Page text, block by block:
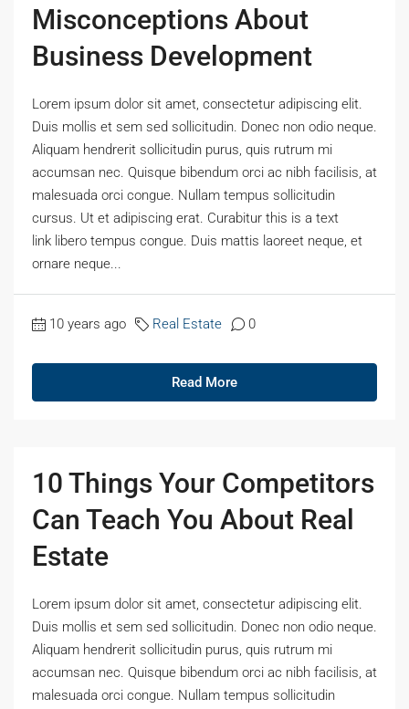
Misconceptions About
Business Development
Lorem ipsum dolor sit amet, consectetur adipiscing elit.
Duis mollis et sem sed sollicitudin. Donec non odio neque.
Aliquam hendrerit sollicitudin purus, quis rutrum mi
accumsan nec. Quisque bibendum orci ac nibh facilisis, at
malesuada orci congue. Nullam tempus sollicitudin
cursus. Ut et adipiscing erat. Curabitur this is a text
link libero tempus congue. Duis mattis laoreet neque, et
ornare neque...
10 years ago Real Estate 0
Read More
10 Things Your Competitors
Can Teach You About Real
Estate
Lorem ipsum dolor sit amet, consectetur adipiscing elit.
Duis mollis et sem sed sollicitudin. Donec non odio neque.
Aliquam hendrerit sollicitudin purus, quis rutrum mi
accumsan nec. Quisque bibendum orci ac nibh facilisis, at
malesuada orci congue. Nullam tempus sollicitudin